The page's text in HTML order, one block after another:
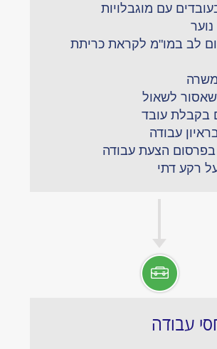
עם מוגבלויות
לב במו"מ לקראת כריתת
לשאול
בקבלת עובד
עבודה
בפרסום הצעת עבודה
רקע דתי
עבודה